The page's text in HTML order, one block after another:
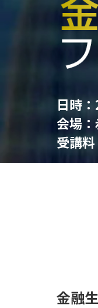
日時：
会場：
受講料
金融